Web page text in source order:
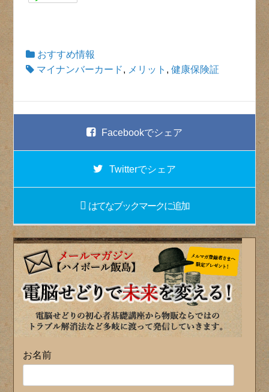
おすすめ情報
マイナンバーカード, メリット ,健康保険証
Facebookでシェア
Twitterでシェア
はてなブックマークに追加
お名前